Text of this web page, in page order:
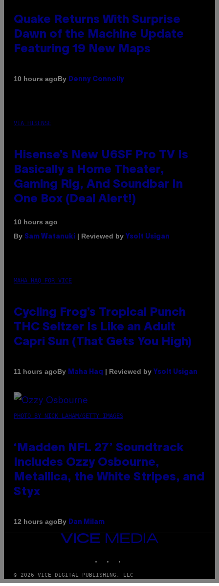
Quake Returns With Surprise
Dawn of the Machine Update
Featuring 19 New Maps
10 hours agoBy Denny Connolly
VIA HISENSE
Hisense’s New U6SF Pro TV Is
Basically a Home Theater,
Gaming Rig, And Soundbar In
One Box (Deal Alert!)
10 hours ago
By Sam Watanuki | Reviewed by Ysolt Usigan
MAHA HAQ FOR VICE
Cycling Frog’s Tropical Punch
THC Seltzer Is Like an Adult
Capri Sun (That Gets You High)
11 hours agoBy Maha Haq | Reviewed by Ysolt Usigan
PHOTO BY NICK LAHAM/GETTY IMAGES
‘Madden NFL 27’ Soundtrack
Includes Ozzy Osbourne,
Metallica, the White Stripes, and
Styx
12 hours agoBy Dan Milam
VICE
MEDIA
© 2026 VICE DIGITAL PUBLISHING, LLC